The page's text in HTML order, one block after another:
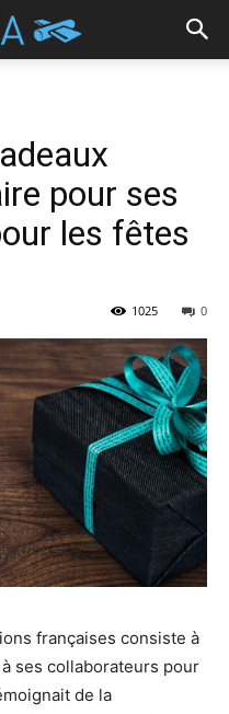
pour ses
les fêtes
0
1025
françaises consiste à
ses collaborateurs pour
de la